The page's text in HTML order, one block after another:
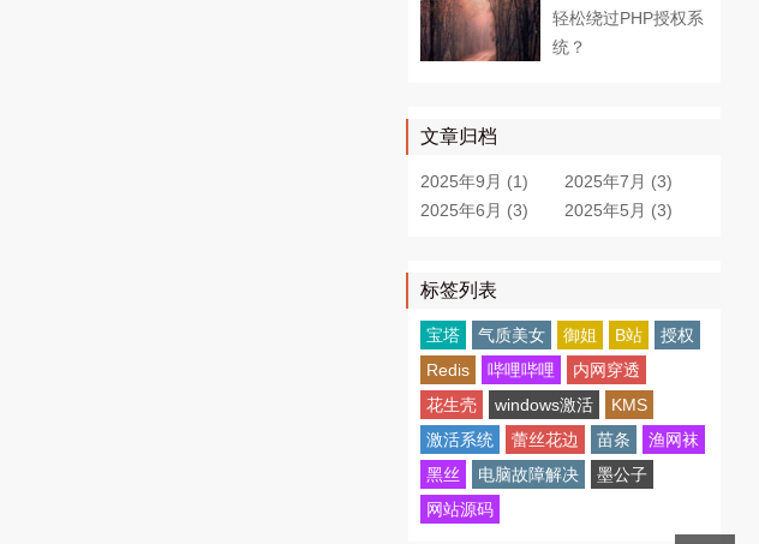
轻松绕过PHP授权系
统？
文章归档
2025年9月 (1)
2025年7月 (3)
2025年6月 (3)
2025年5月 (3)
标签列表
宝塔 气质美女 御姐 B站
授权
Redis
哔哩哔哩
内网穿透
花生壳
windows激活
KMS
激活系统
蕾丝花边 苗条
渔网袜
黑丝
电脑故障解决
墨公子
网站源码